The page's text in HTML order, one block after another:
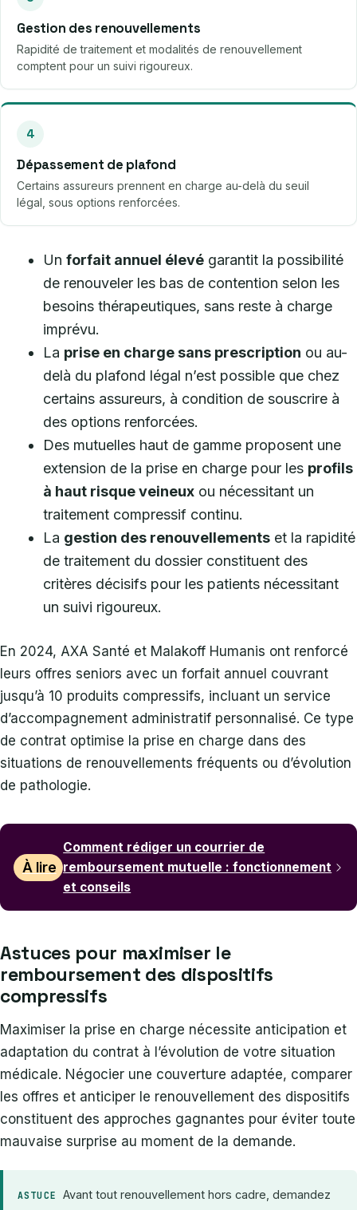
Gestion des renouvellements
Rapidité de traitement et modalités de renouvellement
comptent pour un suivi rigoureux.
4
Dépassement de plafond
Certains assureurs prennent en charge au-delà du seuil
légal, sous options renforcées.
Un forfait annuel élevé garantit la possibilité
de renouveler les bas de contention selon les
besoins thérapeutiques, sans reste à charge
imprévu.
La prise en charge sans prescription ou au-
delà du plafond légal n’est possible que chez
certains assureurs, à condition de souscrire à
des options renforcées.
Des mutuelles haut de gamme proposent une
extension de la prise en charge pour les profils
à haut risque veineux ou nécessitant un
traitement compressif continu.
La gestion des renouvellements et la rapidité
de traitement du dossier constituent des
critères décisifs pour les patients nécessitant
un suivi rigoureux.
En 2024, AXA Santé et Malakoff Humanis ont renforcé
leurs offres seniors avec un forfait annuel couvrant
jusqu’à 10 produits compressifs, incluant un service
d’accompagnement administratif personnalisé. Ce type
de contrat optimise la prise en charge dans des
situations de renouvellements fréquents ou d’évolution
de pathologie.
À lire
Comment rédiger un courrier de
remboursement mutuelle : fonctionnement
et conseils
Astuces pour maximiser le
remboursement des dispositifs
compressifs
Maximiser la prise en charge nécessite anticipation et
adaptation du contrat à l’évolution de votre situation
médicale. Négocier une couverture adaptée, comparer
les offres et anticiper le renouvellement des dispositifs
constituent des approches gagnantes pour éviter toute
mauvaise surprise au moment de la demande.
ASTUCE
Avant tout renouvellement hors cadre, demandez